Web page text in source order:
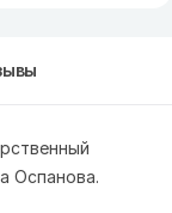
Оспанова.